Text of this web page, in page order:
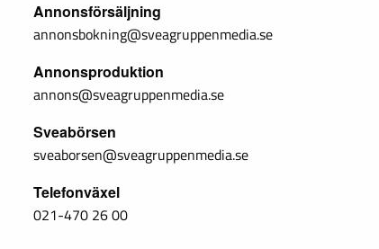
Annonsförsäljning
annonsbokning@sveagruppenmedia.se
Annonsproduktion
annons@sveagruppenmedia.se
Sveabörsen
sveaborsen@sveagruppenmedia.se
Telefonväxel
021-470 26 00